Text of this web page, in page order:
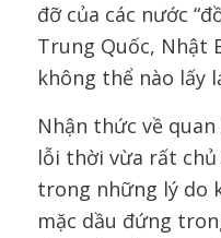
đỡ của các nước
Trung Quốc, Nhật
không thể nào lấy
Nhận thức về
lỗi thời vừa rất
trong những lý do
mặc dầu đứng